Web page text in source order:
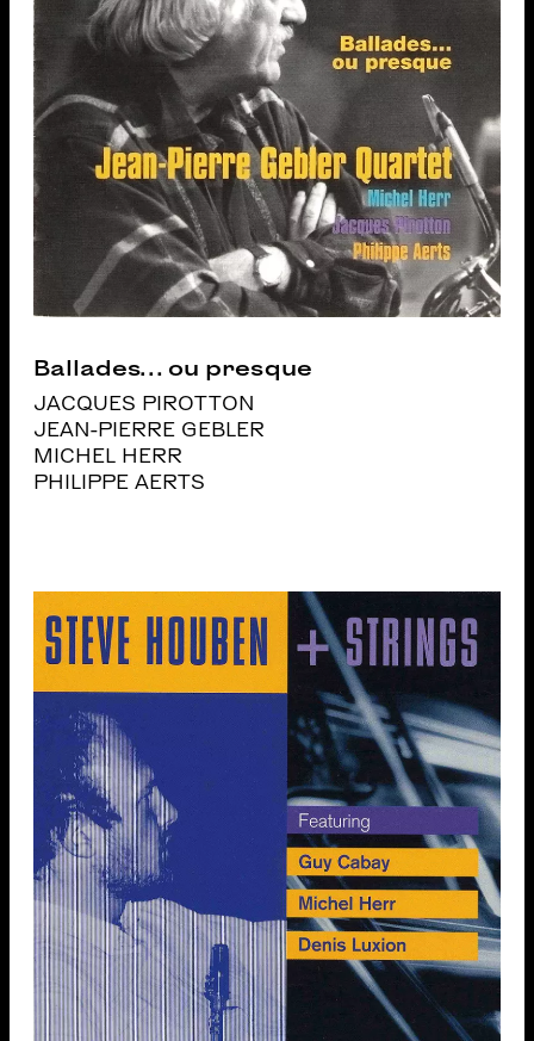
Ballades… ou presque
JACQUES PIROTTON
JEAN-PIERRE GEBLER
MICHEL HERR
PHILIPPE AERTS